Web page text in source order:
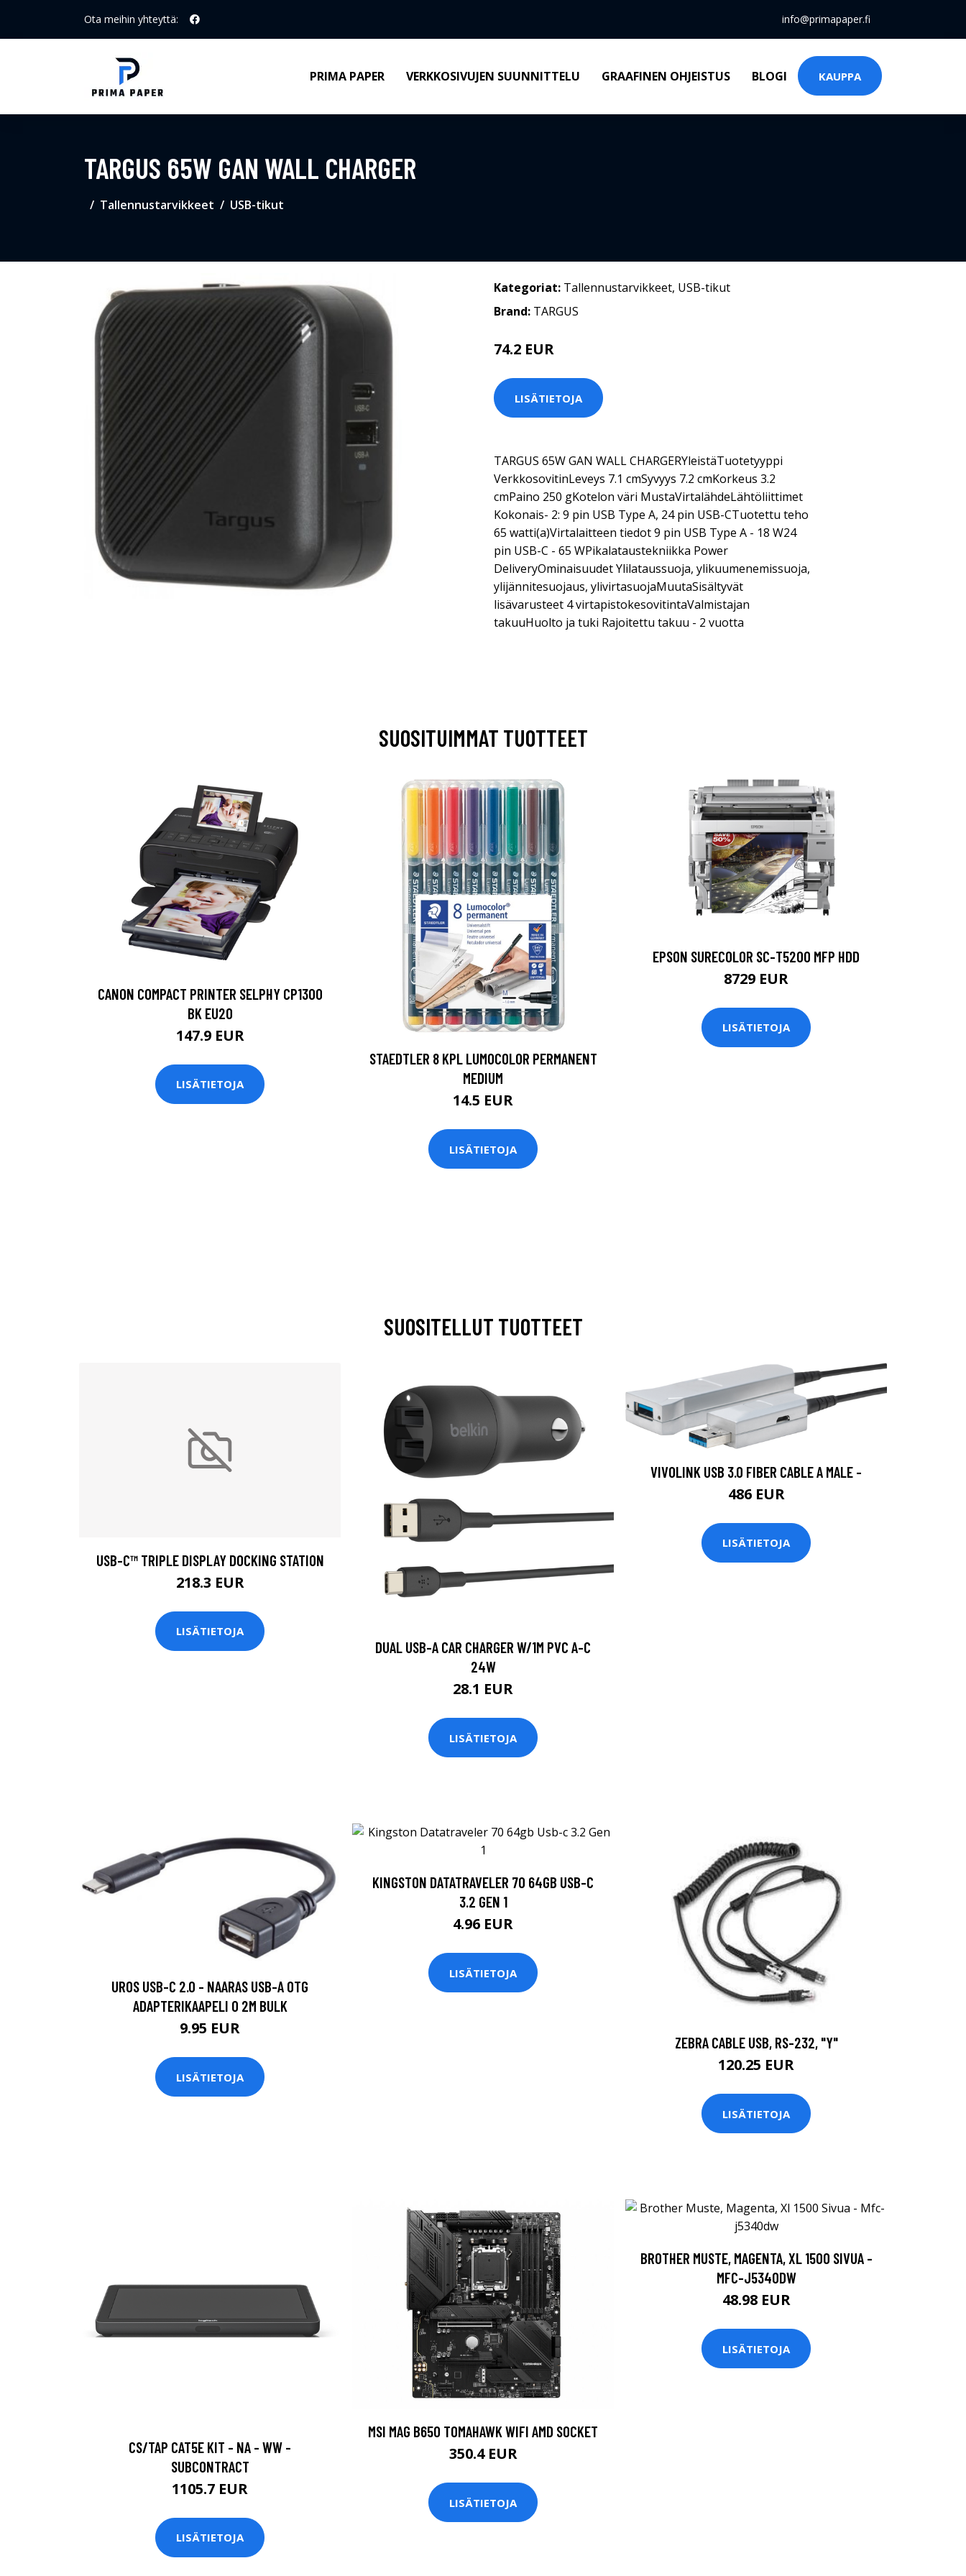
Ota meihin yhteyttä: info@primapaper.fi
PRIMA PAPER VERKKOSIVUJEN SUUNNITTELU GRAAFINEN OHJEISTUS BLOGI KAUPPA
TARGUS 65W GAN WALL CHARGER
Tallennustarvikkeet USB-tikut
Kategoriat: Tallennustarvikkeet, USB-tikut
Brand: TARGUS
74.2 EUR
LISÄTIETOJA
TARGUS 65W GAN WALL CHARGERYleistäTuotetyyppi
VerkkosovitinLeveys 7.1 cmSyvyys 7.2 cmKorkeus 3.2
cmPaino 250 gKotelon väri MustaVirtalähdeLähtöliittimet
Kokonais- 2: 9 pin USB Type A, 24 pin USB-CTuotettu teho
65 watti(a)Virtalaitteen tiedot 9 pin USB Type A - 18 W24
pin USB-C - 65 WPikalataustekniikka Power
DeliveryOminaisuudet Ylilataussuoja, ylikuumenemissuoja,
ylijännitesuojaus, ylivirtasuojaMuutaSisältyvät
lisävarusteet 4 virtapistokesovitintaValmistajan
takuuHuolto ja tuki Rajoitettu takuu - 2 vuotta
SUOSITUIMMAT TUOTTEET
CANON COMPACT PRINTER SELPHY CP1300
BK EU20
147.9 EUR
LISÄTIETOJA
STAEDTLER 8 KPL LUMOCOLOR PERMANENT
MEDIUM
14.5 EUR
LISÄTIETOJA
EPSON SURECOLOR SC-T5200 MFP HDD
8729 EUR
LISÄTIETOJA
SUOSITELLUT TUOTTEET
USB-C™ TRIPLE DISPLAY DOCKING STATION
218.3 EUR
LISÄTIETOJA
DUAL USB-A CAR CHARGER W/1M PVC A-C
24W
28.1 EUR
LISÄTIETOJA
VIVOLINK USB 3.0 FIBER CABLE A MALE -
486 EUR
LISÄTIETOJA
UROS USB-C 2.0 - NAARAS USB-A OTG
ADAPTERIKAAPELI 0 2M BULK
9.95 EUR
LISÄTIETOJA
KINGSTON DATATRAVELER 70 64GB USB-C
3.2 GEN 1
4.96 EUR
LISÄTIETOJA
ZEBRA CABLE USB, RS-232, "Y"
120.25 EUR
LISÄTIETOJA
CS/TAP CAT5E KIT - NA - WW -
SUBCONTRACT
1105.7 EUR
LISÄTIETOJA
MSI MAG B650 TOMAHAWK WIFI AMD SOCKET
350.4 EUR
LISÄTIETOJA
BROTHER MUSTE, MAGENTA, XL 1500 SIVUA -
MFC-J5340DW
48.98 EUR
LISÄTIETOJA